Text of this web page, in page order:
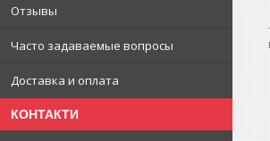
Отзывы
Часто задаваемые вопросы
Доставка и оплата
КОНТАКТИ